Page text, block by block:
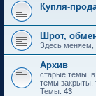
Купля-
Шрот,
Здесь меняем,
Архив
старые темы,
темы закрыты,
Темы: 43